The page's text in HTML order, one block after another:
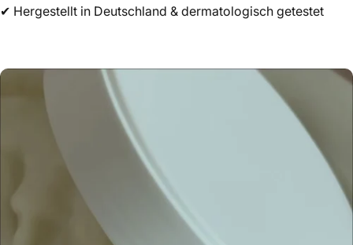
✔ Hergestellt in Deutschland & dermatologisch getestet